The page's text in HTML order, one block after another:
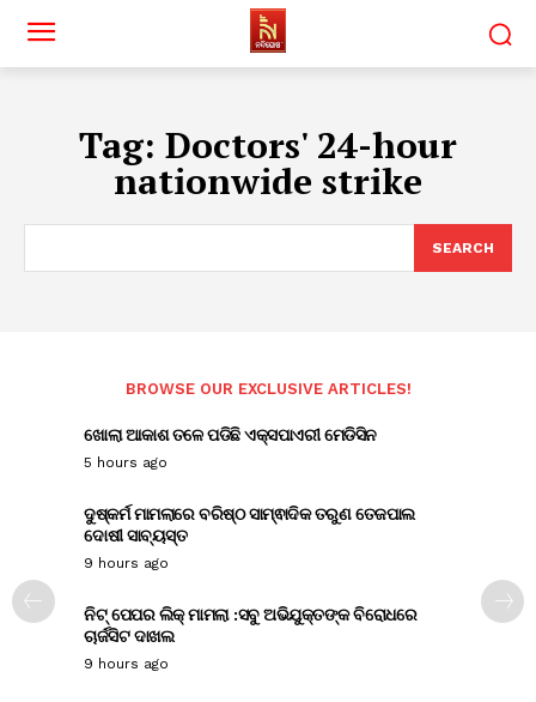
Tag: Doctors' 24-hour
nationwide strike
SEARCH
BROWSE OUR EXCLUSIVE ARTICLES!
ଖୋଲା ଆକାଶ ତଳେ ପଡିଛି ଏକ୍ସପାଏରୀ ମେଡିସିନ
5 hours ago
ଦୁଷ୍କର୍ମ ମାମଲାରେ ବରିଷ୍ଠ ସାମ୍ଵାଦିକ ତରୁଣ ତେଜପାଲ
ଦୋଷୀ ସାବ୍ୟସ୍ତ
9 hours ago
ନିଟ୍ ପେପର ଲିକ୍ ମାମଲା :ସବୁ ଅଭିଯୁକ୍ତଙ୍କ ବିରୋଧରେ
ଚାର୍ଜସିଟ ଦାଖଲ
9 hours ago